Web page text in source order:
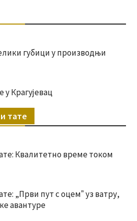
губици у производњи
у Крагујевац
тате
Квалитетно време током
„Први пут с оцемˮ уз ватру,
авантуре